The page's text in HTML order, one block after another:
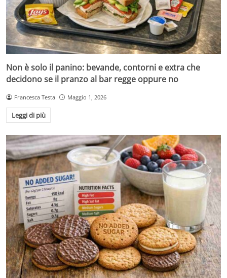
Non è solo il panino: bevande, contorni e extra che
decidono se il pranzo al bar regge oppure no
Francesca Testa Maggio 1, 2026
Leggi di più